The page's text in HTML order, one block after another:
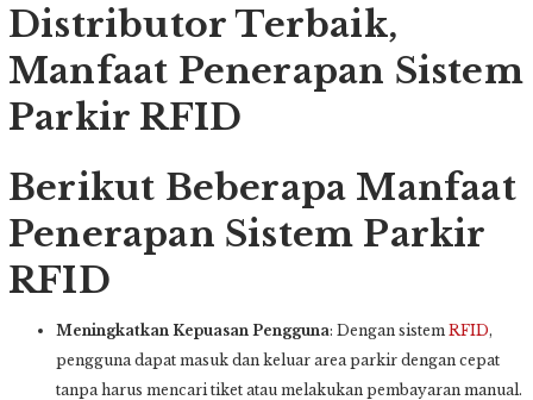
Distributor Terbaik,
Manfaat Penerapan Sistem
Parkir RFID
Berikut Beberapa Manfaat
Penerapan Sistem Parkir
RFID
Meningkatkan Kepuasan Pengguna: Dengan sistem RFID,
pengguna dapat masuk dan keluar area parkir dengan cepat
tanpa harus mencari tiket atau melakukan pembayaran manual.